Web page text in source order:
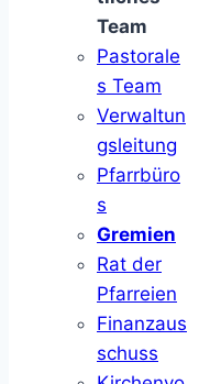
Team
Pastorale
s Team
Verwaltun
gsleitung
Pfarrbüro
s
Gremien
Rat der
Pfarreien
Finanzaus
schuss